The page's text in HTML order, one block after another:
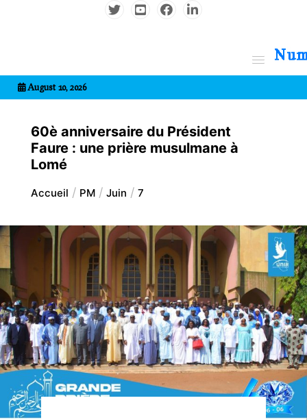
August 10, 2026
60è anniversaire du Président
Faure : une prière musulmane à
Lomé
Accueil PM Juin 7